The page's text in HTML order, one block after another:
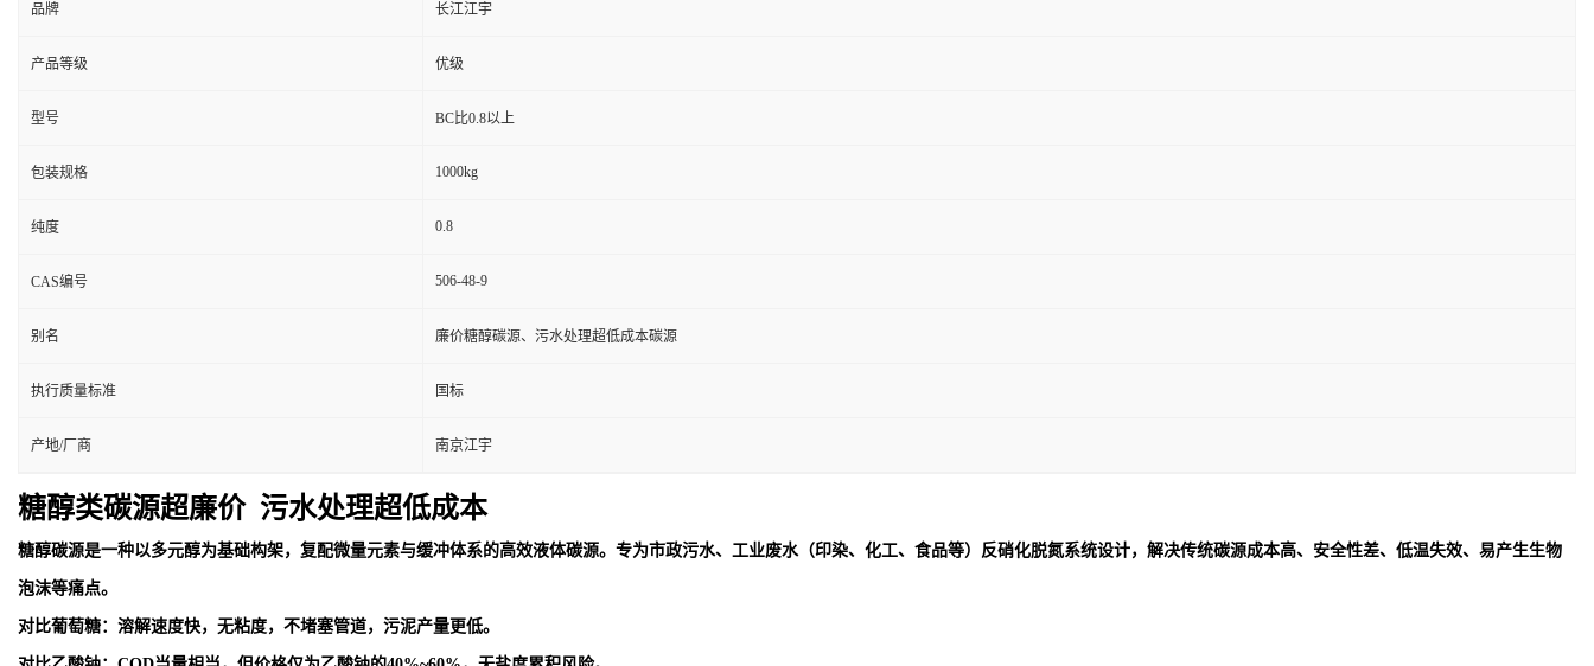
品牌 长江江宇
产品等级 优级
型号 BC比0.8以上
包装规格 1000kg
纯度 0.8
CAS编号 506-48-9
别名 廉价糖醇碳源、污水处理超低成本碳源
执行质量标准 国标
产地/厂商 南京江宇
糖醇类碳源超廉价 污水处理超低成本
糖醇碳源是一种以多元醇为基础构架，复配微量元素与缓冲体系的高效液体碳源。专为市政污水、工业废水（印染、化工、食品等）反硝化脱氮系统设计，解决传统碳源成本高、安全性差、低温失效、易产生生物
泡沫等痛点。
对比葡萄糖：溶解速度快，无粘度，不堵塞管道，污泥产量更低。